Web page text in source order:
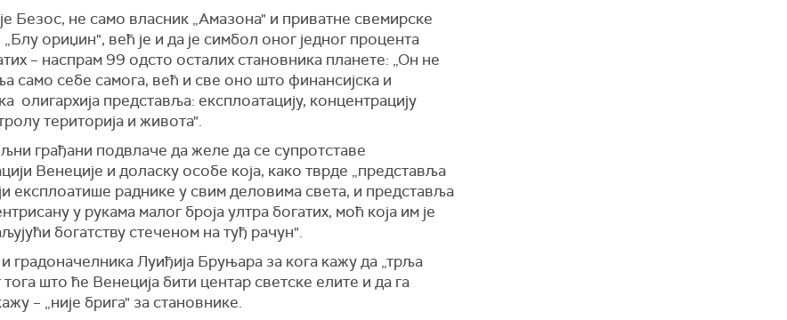
Безос, не само власник „Амазона" и приватне свемирске
„Блу ориџин", већ је и да је симбол оног једног процента
– наспрам 99 одсто осталих становника планете: „Он не
само себе самога, већ и све оно што финансијска и
олигархија представља: експлоатацију, концентрацију
територија и живота".
грађани подвлаче да желе да се супротставе
Венеције и доласку особе која, како тврде „представља
експлоатише раднике у свим деловима света, и представља
у рукама малог броја ултра богатих, моћ која им је
богатству стеченом на туђ рачун".
и градоначелника Луиђија Бруњара за кога кажу да „трља
тога што ће Венеција бити центар светске елите и да га
– „није брига" за становнике.